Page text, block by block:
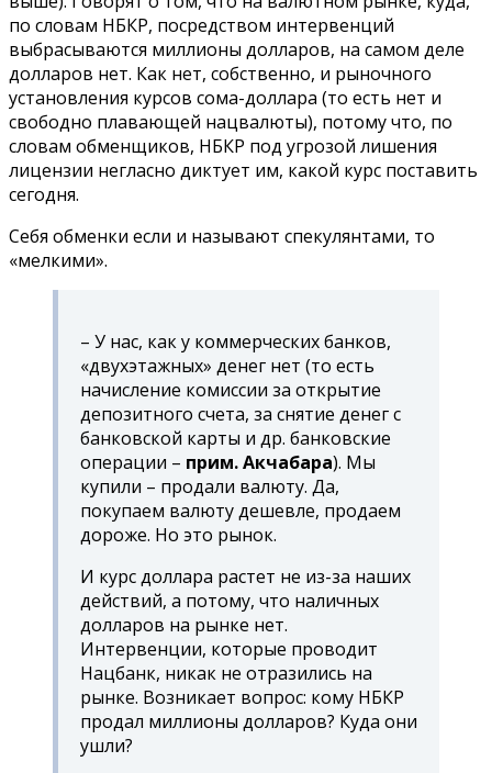
по словам НБКР, посредством интервенций
выбрасываются миллионы долларов, на самом деле
долларов нет. Как нет, собственно, и рыночного
установления курсов сома-доллара (то есть нет и
свободно плавающей нацвалюты), потому что, по
словам обменщиков, НБКР под угрозой лишения
лицензии негласно диктует им, какой курс поставить
сегодня.
Себя обменки если и называют спекулянтами, то
«мелкими».
– У нас, как у коммерческих банков,
«двухэтажных» денег нет (то есть
начисление комиссии за открытие
депозитного счета, за снятие денег с
банковской карты и др. банковские
операции – прим. Акчабара). Мы
купили – продали валюту. Да,
покупаем валюту дешевле, продаем
дороже. Но это рынок.
И курс доллара растет не из-за наших
действий, а потому, что наличных
долларов на рынке нет.
Интервенции, которые проводит
Нацбанк, никак не отразились на
рынке. Возникает вопрос: кому НБКР
продал миллионы долларов? Куда они
ушли?